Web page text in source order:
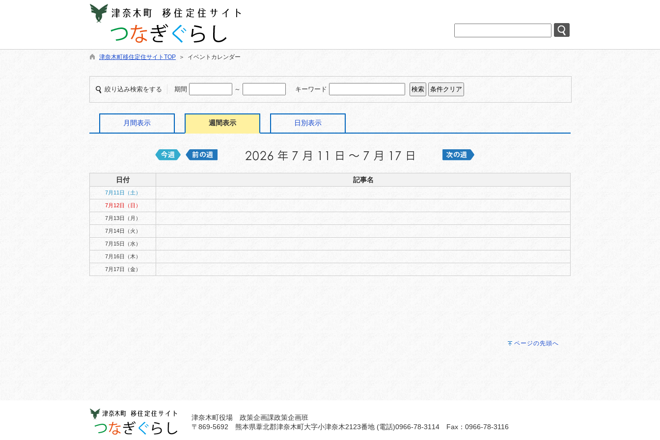
津奈木町移住定住サイトTOP ＞ イベントカレンダー
絞り込み検索をする 期間 ～ キーワード
月間表示 週間表示 日別表示
日付 記事名
7月11日（土）
7月12日（日）
7月13日（月）
7月14日（火）
7月15日（水）
7月16日（木）
7月17日（金）
ページの先頭へ
津奈木町役場 政策企画課政策企画班
〒869-5692 熊本県葦北郡津奈木町大字小津奈木2123番地 (電話)0966-78-3114 Fax：0966-78-3116